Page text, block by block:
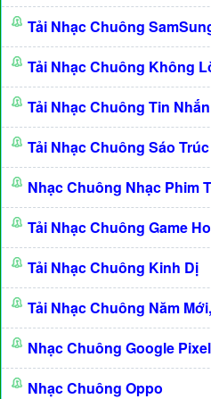
Tải Nhạc Chuông
Tải Nhạc Chuông Không
Tải Nhạc Chuông Tin Nhắn
Tải Nhạc Chuông Sáo
Nhạc Chuông Nhạc Phim
Tải Nhạc Chuông Game
Tải Nhạc Chuông Kinh Dị
Tải Nhạc Chuông Năm
Nhạc Chuông Google Pixel
Nhạc Chuông Oppo